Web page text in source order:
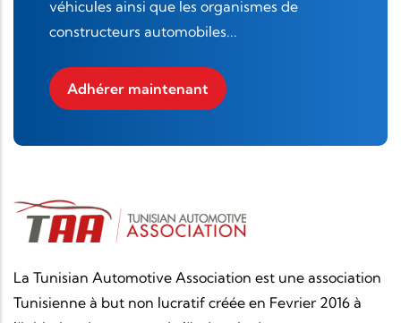
véhicules ainsi que les organismes de
constructeurs automobiles...
Adhérer maintenant
La Tunisian Automotive Association est une association
Tunisienne à but non lucratif créée en Fevrier 2016 à